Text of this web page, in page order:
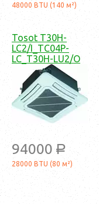
48000 BTU (140 м²)
Tosot T30H-
LC2/I_TC04P-
LC_T30H-LU2/O
94000 a
28000 BTU (80 м²)